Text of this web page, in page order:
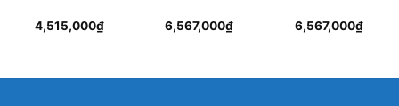
4,515,000₫ 6,567,000₫ 6,567,000₫